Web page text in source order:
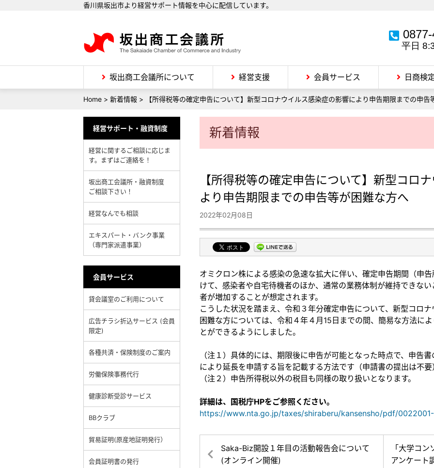
香川県坂出市より経営サポート情報を中心に配信しています。
平日
坂出商工会議所について 経営支援 会員サービス 日商検
Home > 新着情報 > 【所得税等の確定申告について】新型コロナウイルス感染症の影響により申告期限までの申告
新着情報
【所得税等の確定申告について】新型コロ
より申告期限までの申告等が困難な方へ
2022年02月08日
オミクロン株による感染の急速な拡大に伴い、確定申告期間（申
けて、感染者や自宅待機者のほか、通常の業務体制が維持できな
者が増加することが想定されます。
こうした状況を踏まえ、令和３年分確定申告について、新型コロ
困難な方については、令和４年４月15日までの間、簡易な方法に
とができるようにしました。
（注１）具体的には、期限後に申告が可能となった時点で、申告
により延長を申請する旨を記載する方法です（申請書の提出は不要
（注２）申告所得税以外の税目も同様の取り扱いとなります。
詳細は、国税庁HPをご参照ください。
https://www.nta.go.jp/taxes/shiraberu/kansensho/pdf/0022001-
Saka-Biz開設１年目の活動報告会について
(オンライン開催)
「大学コ
アンケート
経営サポート・融資制度
経営に関するご相談に応じま
す。まずはご連絡を！
坂出商工会議所・融資制度
ご相談下さい！
経営なんでも相談
エキスパート・バンク事業
（専門家派遣事業）
会員サービス
貸会議室のご利用について
広告チラシ折込サービス (会員
限定)
各種共済・保険制度のご案内
労働保険事務代行
健康診断受診サービス
BBクラブ
貿易証明(原産地証明発行）
会員証明書の発行